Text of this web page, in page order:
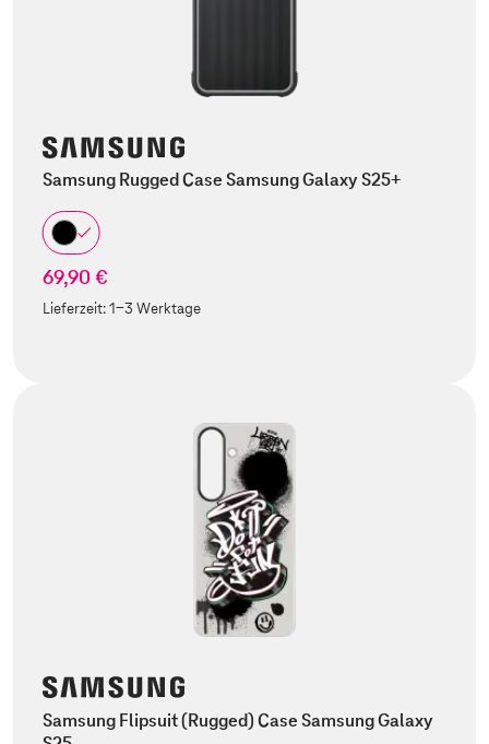
Samsung Rugged Case Samsung Galaxy S25+
69,90 €
Lieferzeit:1-3 Werktage
Samsung Flipsuit (Rugged) Case Samsung Galaxy